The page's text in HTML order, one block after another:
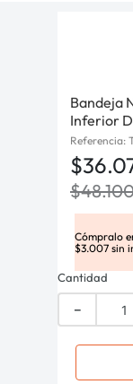
Bandeja
Inferior
Referencia:
$36.
$48.
Cómpralo
$3.007 sin
Cantidad
－